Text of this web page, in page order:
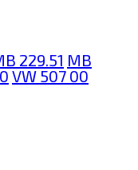
229.51 MB
VW 507 00